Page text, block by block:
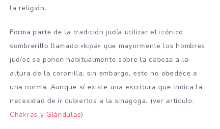
la religión.
Forma parte de la tradición judía utilizar el icónico
sombrerillo llamado «kipá» que mayormente los hombres
judíos se ponen habitualmente sobre la cabeza a la
altura de la coronilla, sin embargo, esto no obedece a
una norma. Aunque sí existe una escritura que indica la
necesidad de ir cubiertos a la sinagoga. (ver articulo:
Chakras y Glándulas)